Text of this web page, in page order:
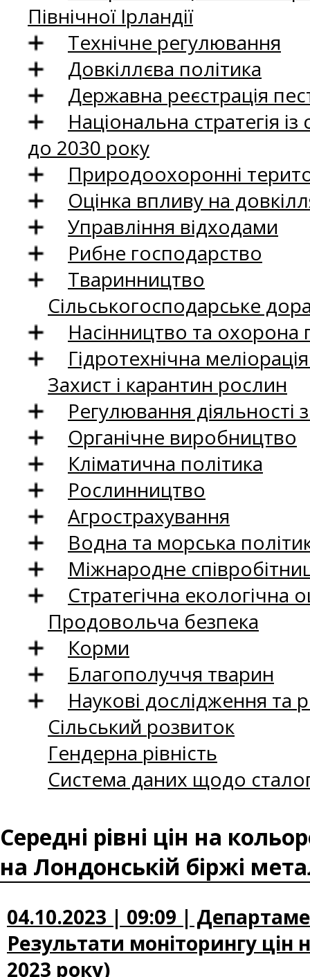
Північної Ірландії
Технічне регулювання
Довкіллєва політика
Державна реєстрація
Національна стратегія
до 2030 року
Природоохоронні
Оцінка впливу на
Управління відходами
Рибне господарство
Тваринництво
Сільськогосподарське
Насінництво та
Гідротехнічна
Захист і карантин рослин
Регулювання
Органічне виробництво
Кліматична політика
Рослинництво
Агрострахування
Водна та морська
Міжнародне
Стратегічна екологічна
Продовольча безпека
Корми
Благополуччя тварин
Наукові дослідження та
Сільський розвиток
Гендерна рівність
Система даних щодо
Середні рівні цін на
на Лондонській біржі
04.10.2023 | 09:09 |
Результати моніторингу цін
2023 року)